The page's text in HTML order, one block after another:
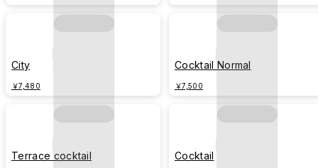
City
￥7,480
Cocktail Normal
￥7,500
Terrace cocktail Cocktail